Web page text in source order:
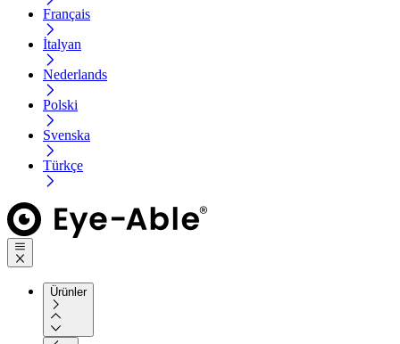
Français
İtalyan
Nederlands
Polski
Svenska
Türkçe
Ürünler